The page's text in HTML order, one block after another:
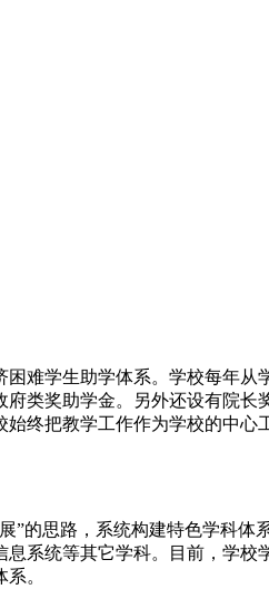
难学生助学体系。学校每年从
类奖助学金。另外还设有院长
终把教学工作作为学校的中心
”的思路，系统构建特色学科体
系统等其它学科。目前，学校
。